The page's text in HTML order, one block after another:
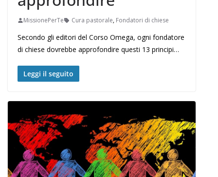
MissionePerTe Cura pastorale, Fondatori di chiese
Secondo gli editori del Corso Omega, ogni fondatore
di chiese dovrebbe approfondire questi 13 principi…
Leggi il seguito